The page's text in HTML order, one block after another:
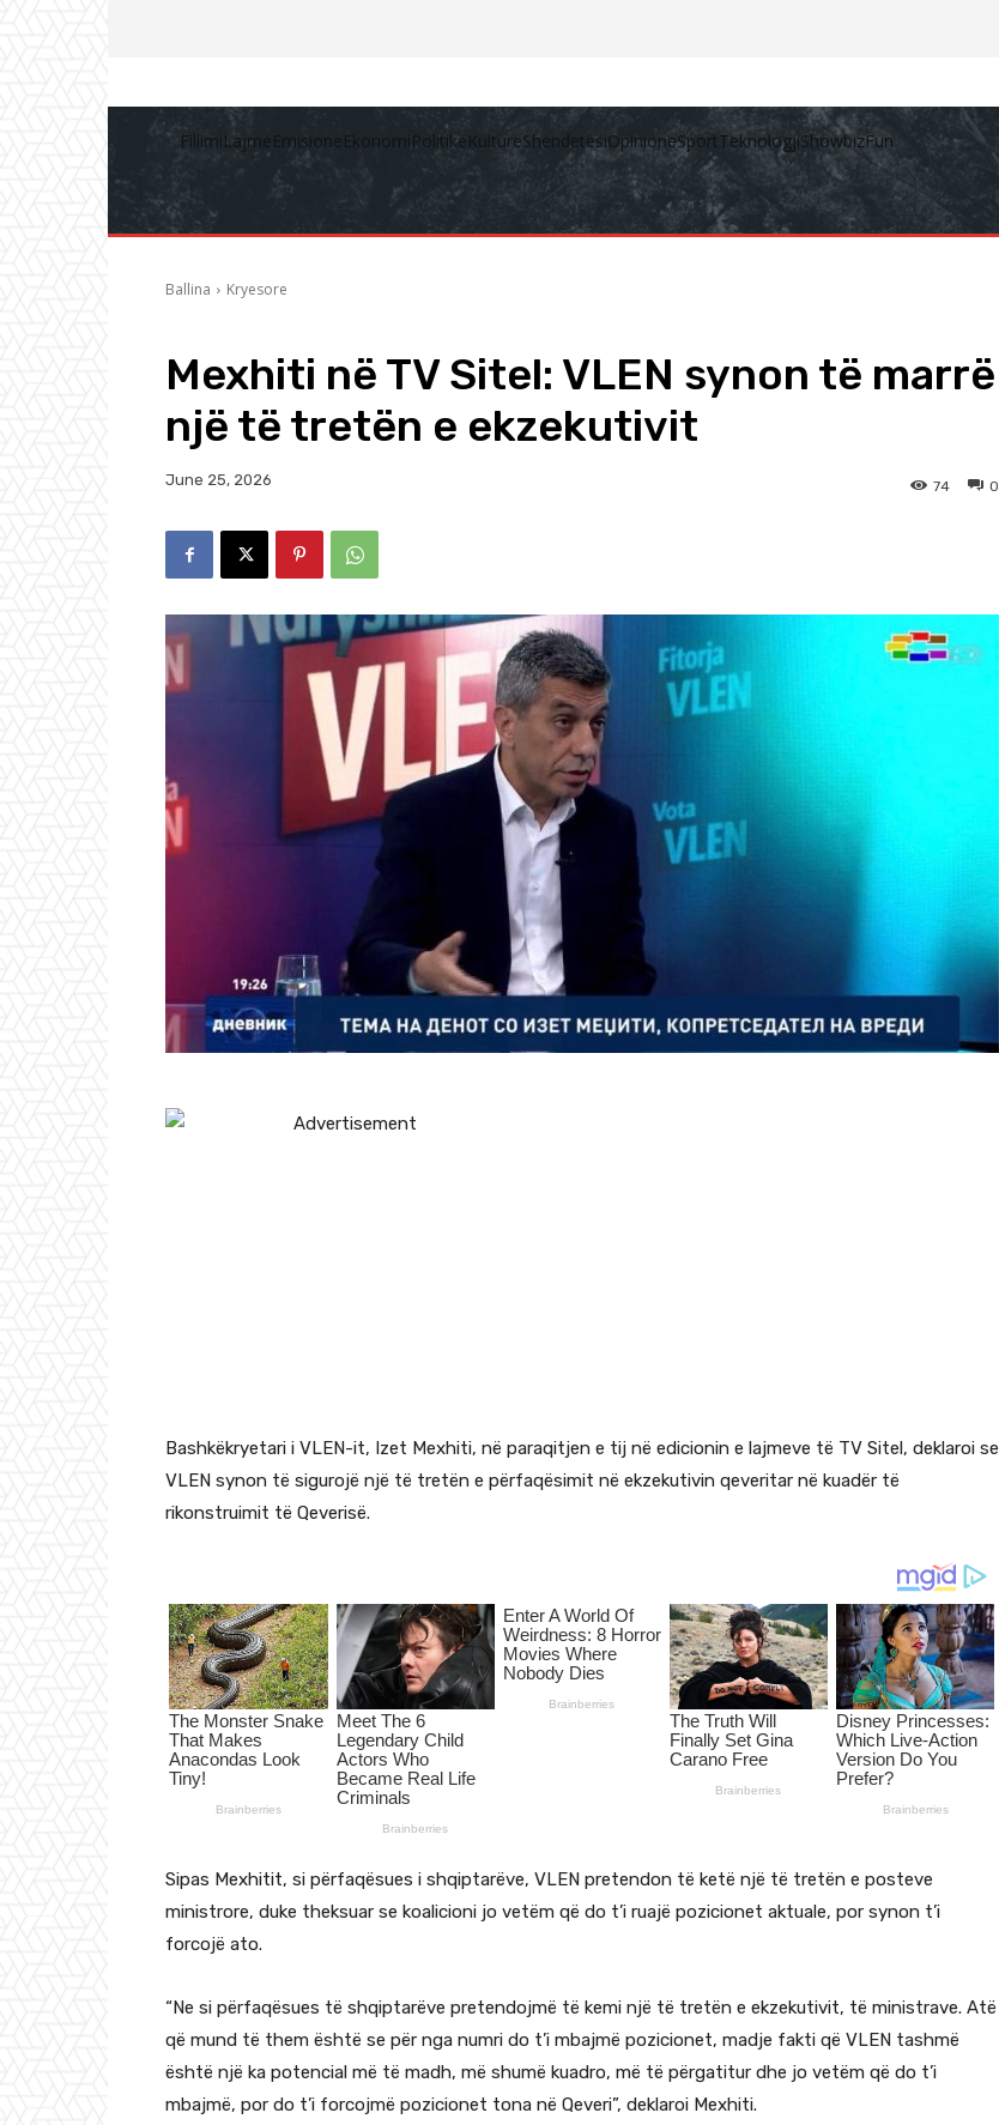
FillimiLajmeEmisioneEkonomiPolitikëKulturëShëndetësiOpinioneSportTeknologjiShowbizFun
Ballina Kryesore
Mexhiti në TV Sitel: VLEN synon të marrë
një të tretën e ekzekutivit
June 25, 2026 0
74
Bashkëkryetari i VLEN-it, Izet Mexhiti, në paraqitjen e tij në edicionin e lajmeve të TV Sitel, deklaroi se
VLEN synon të sigurojë një të tretën e përfaqësimit në ekzekutivin qeveritar në kuadër të
rikonstruimit të Qeverisë.
Sipas Mexhitit, si përfaqësues i shqiptarëve, VLEN pretendon të ketë një të tretën e posteve
ministrore, duke theksuar se koalicioni jo vetëm që do t’i ruajë pozicionet aktuale, por synon t’i
forcojë ato.
“Ne si përfaqësues të shqiptarëve pretendojmë të kemi një të tretën e ekzekutivit, të ministrave. Atë
që mund të them është se për nga numri do t’i mbajmë pozicionet, madje fakti që VLEN tashmë
është një ka potencial më të madh, më shumë kuadro, më të përgatitur dhe jo vetëm që do t’i
mbajmë, por do t’i forcojmë pozicionet tona në Qeveri”, deklaroi Mexhiti.